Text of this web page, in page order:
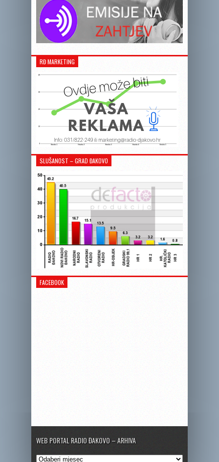
RĐ MARKETING
SLUŠANOST – GRAD ĐAKOVO
FACEBOOK
WEB PORTAL RADIO ĐAKOVO – ARHIVA
Web